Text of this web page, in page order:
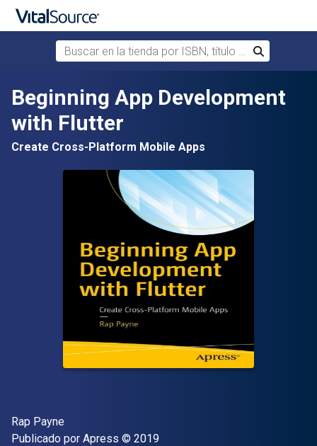
Saltar al contenido principal
Buscar en la tienda por ISBN, título o autor
Buscar
Beginning App Development
with Flutter
Create Cross-Platform Mobile Apps
Autor(es)
Rap Payne
Editor
Publicado por Apress Copyright
© 2019